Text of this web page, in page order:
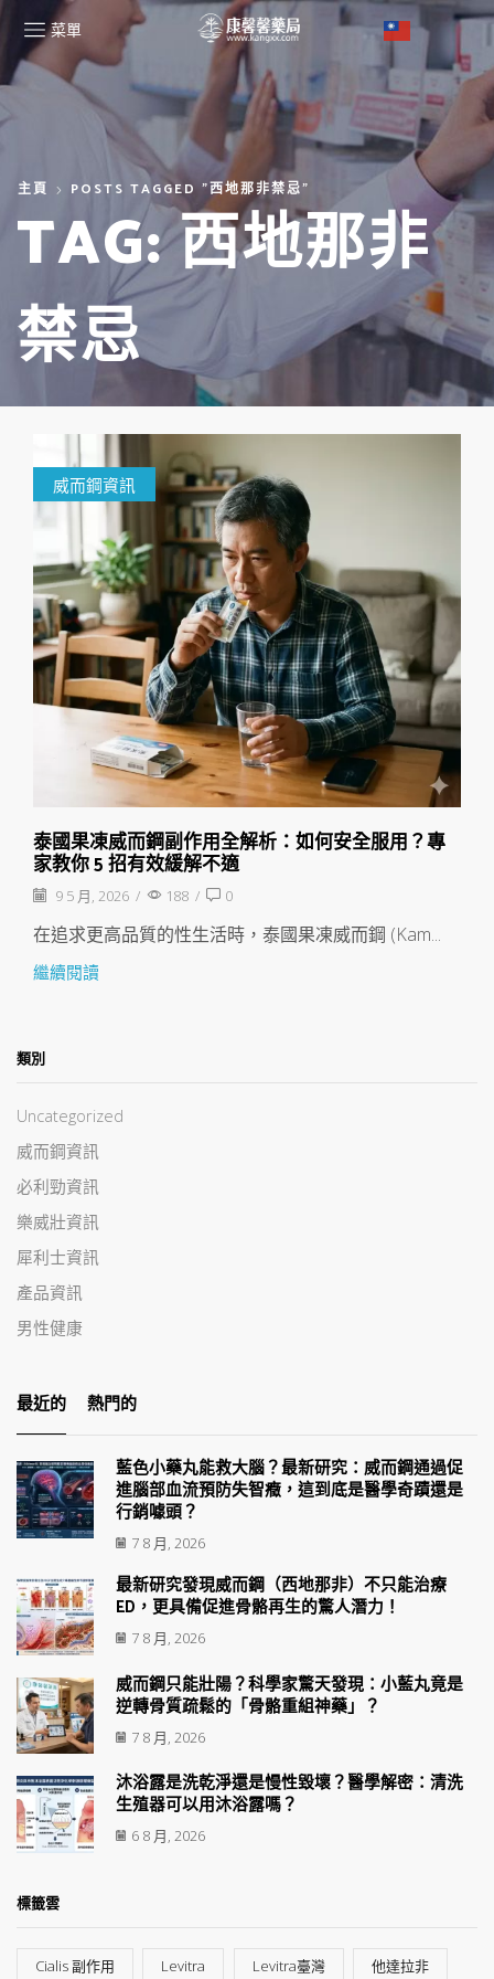
菜單
主頁 POSTS TAGGED "西地那非禁忌"
TAG: 西地那非
禁忌
威而鋼資訊
泰國果凍威而鋼副作用全解析：如何安全服用？專
家教你 5 招有效緩解不適
9 5 月, 2026 / 188 / 0
在追求更高品質的性生活時，泰國果凍威而鋼 (Kam...
繼續閱讀
類別
Uncategorized
威而鋼資訊
必利勁資訊
樂威壯資訊
犀利士資訊
產品資訊
男性健康
最近的 熱門的
藍色小藥丸能救大腦？最新研究：威而鋼通過促
進腦部血流預防失智癥，這到底是醫學奇蹟還是
行銷噱頭？
7 8 月, 2026
最新研究發現威而鋼（西地那非）不只能治療
ED，更具備促進骨骼再生的驚人潛力！
7 8 月, 2026
威而鋼只能壯陽？科學家驚天發現：小藍丸竟是
逆轉骨質疏鬆的「骨骼重組神藥」？
7 8 月, 2026
沐浴露是洗乾淨還是慢性毀壞？醫學解密：清洗
生殖器可以用沐浴露嗎？
6 8 月, 2026
標籤雲
Cialis 副作用 Levitra Levitra臺灣 他達拉非